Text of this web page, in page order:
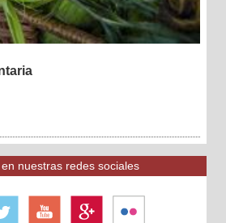
nuestras redes sociales